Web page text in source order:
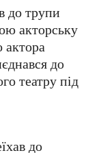
акторську
актора
до
театру під